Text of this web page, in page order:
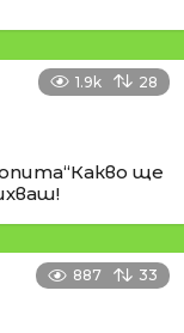
1.9k 28
ще
887 33